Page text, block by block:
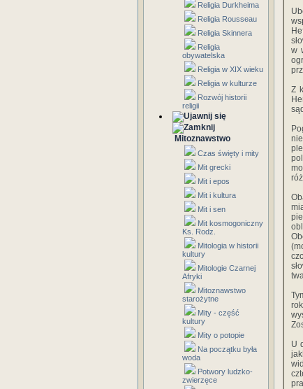
Religia Durkheima
Religia Rousseau
Religia Skinnera
Religia
obywatelska
Religia w XIX wieku
Religia w kulturze
Rozwój historii
religii
Mitoznawstwo
Czas święty i mity
Mit grecki
Mit i epos
Mit i kultura
Mit i sen
Mit kosmogoniczny
Ks. Rodz.
Mitologia w historii
kultury
Mitologie Czarnej
Afryki
Mitoznawstwo
starożytne
Mity - część
kultury
Mity o potopie
Na początku była
woda
Potwory ludzko-
zwierzęce
w
Z
U